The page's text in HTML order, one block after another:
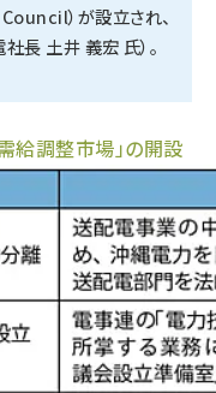
）が設立され、
長 土井 義宏 氏）。
給調整市場」の開設